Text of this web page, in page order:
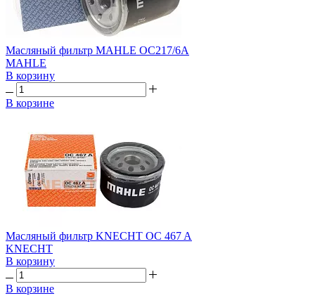
Масляный фильтр MAHLE OC217/6A
MAHLE
В корзину
В корзине
Масляный фильтр KNECHT OC 467 A
KNECHT
В корзину
В корзине